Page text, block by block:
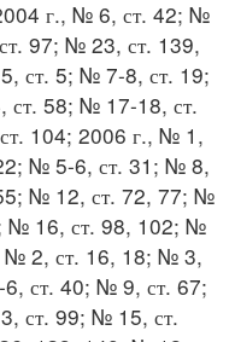
г., № 6, ст. 42; №
97; № 23, ст. 139,
ст. 5; № 7-8, ст. 19;
58; № 17-18, ст.
104; 2006 г., № 1,
№ 5-6, ст. 31; № 8,
№ 12, ст. 72, 77; №
№ 16, ст. 98, 102; №
№ 2, ст. 16, 18; № 3,
ст. 40; № 9, ст. 67;
ст. 99; № 15, ст.